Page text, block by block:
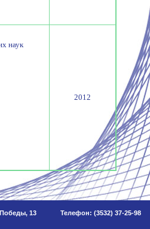
наук
2012
13 Телефон: (3532) 37-25-98